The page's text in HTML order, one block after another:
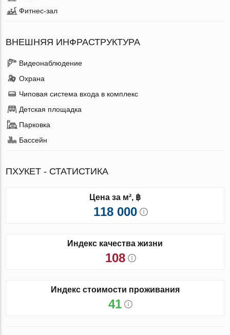
Фитнес-зал
ВНЕШНЯЯ ИНФРАСТРУКТУРА
Видеонаблюдение
Охрана
Чиповая система входа в комплекс
Детская площадка
Парковка
Бассейн
ПХУКЕТ - СТАТИСТИКА
Цена за м², ฿
118 000
Индекс качества жизни
108
Индекс стоимости проживания
41